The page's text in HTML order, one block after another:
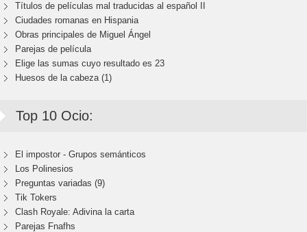
Títulos de películas mal traducidas al español II
Ciudades romanas en Hispania
Obras principales de Miguel Ángel
Parejas de película
Elige las sumas cuyo resultado es 23
Huesos de la cabeza (1)
Top 10 Ocio:
El impostor - Grupos semánticos
Los Polinesios
Preguntas variadas (9)
Tik Tokers
Clash Royale: Adivina la carta
Parejas Fnafhs